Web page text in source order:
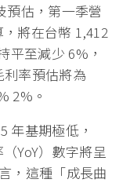
預估，第一季營
將在台幣 1,412
平至減少 6%，
率預估將為
2%。
年基期極低，
YoY）數字將呈
，這種「成長曲